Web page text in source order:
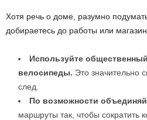
Хотя речь о доме, разумно
добираетесь до работы или
Используйте
велосипеды. Это значительно
след.
По возможности
маршруты так, чтобы сократить